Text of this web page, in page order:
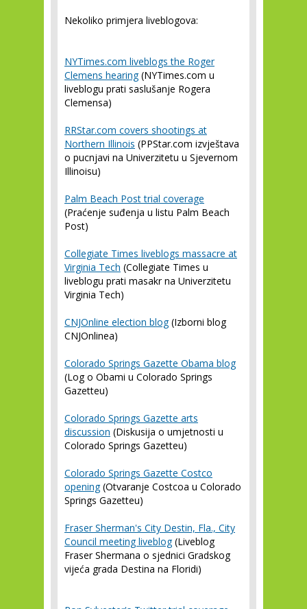
Nekoliko primjera liveblogova:
NYTimes.com liveblogs the Roger
Clemens hearing(NYTimes.com u
liveblogu prati saslušanje Rogera
Clemensa)
RRStar.com covers shootings at
Northern Illinois (PPStar.com izvještava
o pucnjavi na Univerzitetu u Sjevernom
Illinoisu)
Palm Beach Post trial coverage
(Praćenje suđenja u listu Palm Beach
Post)
Collegiate Times liveblogs massacre at
Virginia Tech (Collegiate Times u
liveblogu prati masakr na Univerzitetu
Virginia Tech)
CNJOnline election blog(Izborni blog
CNJOnlinea)
Colorado Springs Gazette Obama blog
(Log o Obami u Colorado Springs
Gazetteu)
Colorado Springs Gazette arts
discussion (Diskusija o umjetnosti u
Colorado Springs Gazetteu)
Colorado Springs Gazette Costco
opening(Otvaranje Costcoa u Colorado
Springs Gazetteu)
Fraser Sherman's City Destin, Fla., City
Council meeting liveblog(Liveblog
Fraser Shermana o sjednici Gradskog
vijeća grada Destina na Floridi)